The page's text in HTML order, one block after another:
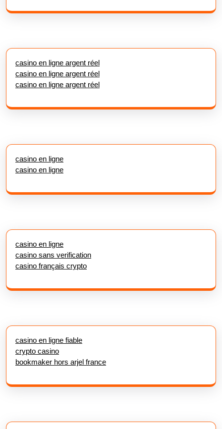
casino en ligne argent réel
casino en ligne argent réel
casino en ligne argent réel
casino en ligne
casino en ligne
casino en ligne
casino sans verification
casino français crypto
casino en ligne fiable
crypto casino
bookmaker hors arjel france